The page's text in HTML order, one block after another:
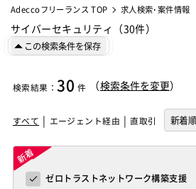
Adeccoフリーランス TOP 求人検索･案件情報
サイバーセキュリティ（30件）
この検索条件を保存
検索結果 ：30 件 （検索条件を変更）
すべて エージェント経由 直取引
ゼロトラストネットワーク構築支援